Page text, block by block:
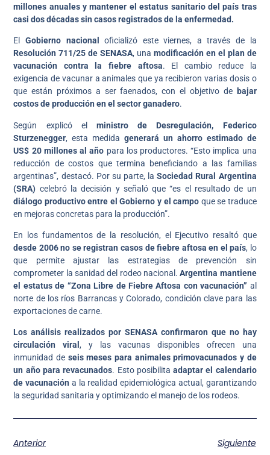
millones anuales y mantener el estatus sanitario del país tras
casi dos décadas sin casos registrados de la enfermedad.
El Gobierno nacional
oficializó este viernes, a través de la
Resolución 711/25 de SENASA, una modificación en el plan de
vacunación contra la fiebre aftosa. El cambio reduce la
exigencia de vacunar a animales que ya recibieron varias dosis o
que están próximos a ser faenados, con el objetivo de bajar
costos de producción en el sector ganadero.
Según explicó el ministro de Desregulación, Federico
Sturzenegger, esta medidagenerará un ahorro estimado de
US$ 20 millones al año para los productores. “Esto implica una
reducción de costos que termina beneficiando a las familias
argentinas”, destacó. Por su parte, laSociedad Rural Argentina
(SRA) celebró la decisión y señaló que “es el resultado de un
diálogo productivo entre el Gobierno y el campo que se traduce
en mejoras concretas para la producción”.
En los fundamentos de la resolución, el Ejecutivo resaltó que
desde 2006 no se registran casos de fiebre aftosa en el país, lo
que permite ajustar las estrategias de prevención sin
comprometer la sanidad del rodeo nacional.Argentina mantiene
el estatus de “Zona Libre de Fiebre Aftosa con vacunación” al
norte de los ríos Barrancas y Colorado, condición clave para las
exportaciones de carne.
Los análisis realizados por SENASA confirmaron que no hay
circulación viral, y las vacunas disponibles ofrecen una
inmunidad de seis meses para animales primovacunados y de
un año para revacunados. Esto posibilitaadaptar el calendario
de vacunación a la realidad epidemiológica actual, garantizando
la seguridad sanitaria y optimizando el manejo de los rodeos.
Anterior Siguiente